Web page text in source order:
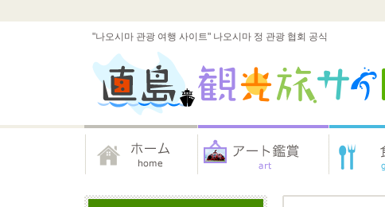
"나오시마 관광 여행 사이트" 나오시마 정 관광 협회 공식